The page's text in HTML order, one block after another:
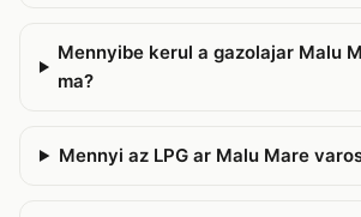
Mennyibe kerul a gazolajar Malu
ma?
Mennyi az LPG ar Malu Mare